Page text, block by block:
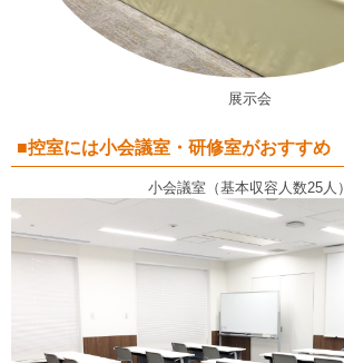
展示会
■控室には小会議室・研修室がおすすめ
小会議室（基本収容人数25人）